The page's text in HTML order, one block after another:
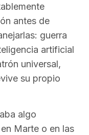
antes de
guerra
artificial
universal,
su propio
algo
Marte o en las